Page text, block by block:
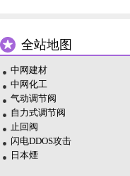
全站地图
中网建材
中网化工
气动调节阀
自力式调节阀
止回阀
闪电DDOS攻击
日本煙